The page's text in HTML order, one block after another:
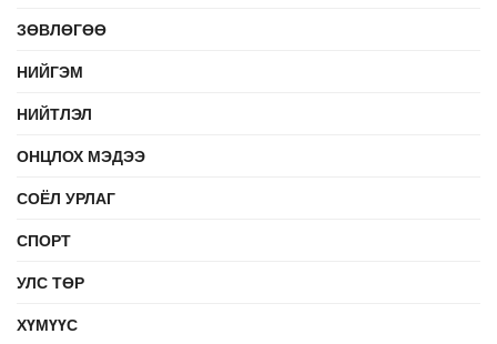
ЗӨВЛӨГӨӨ
НИЙГЭМ
НИЙТЛЭЛ
ОНЦЛОХ МЭДЭЭ
СОЁЛ УРЛАГ
СПОРТ
УЛС ТӨР
ХҮМҮҮС